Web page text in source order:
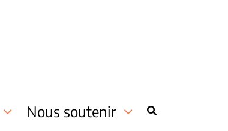
Nous soutenir